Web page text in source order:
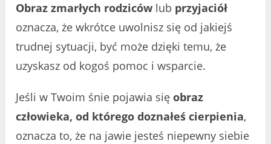
Obraz zmarłych rodziców lub przyjaciół
oznacza, że wkrótce uwolnisz się od jakiejś
trudnej sytuacji, być może dzięki temu, że
uzyskasz od kogoś pomoc i wsparcie.
Jeśli w Twoim śnie pojawia się obraz
człowieka, od którego doznałeś cierpienia,
oznacza to, że na jawie jesteś niepewny siebie